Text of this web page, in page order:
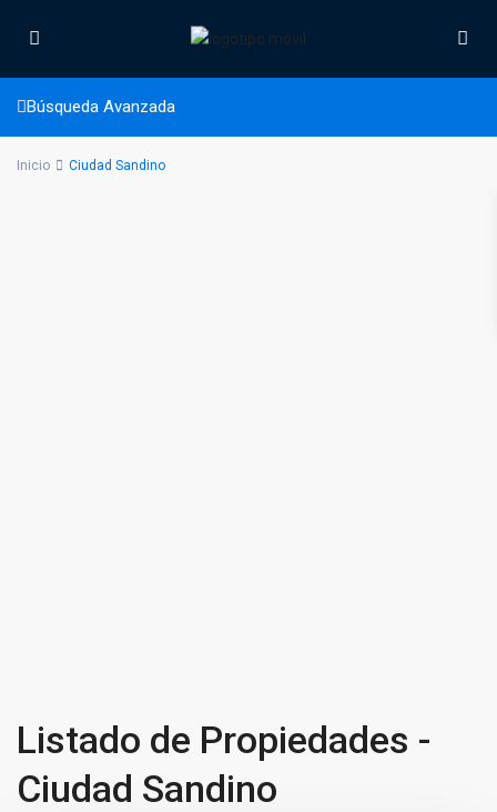
Ciudad Sandino
Búsqueda Avanzada
Inicio Ciudad Sandino
Listado de Propiedades -
Ciudad Sandino